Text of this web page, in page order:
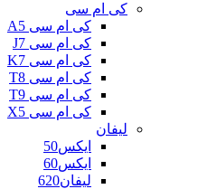
کی ام سی
کی ام سی A5
کی ام سی J7
کی ام سی K7
کی ام سی T8
کی ام سی T9
کی ام سی X5
لیفان
ایکس50
ایکس60
لیفان620